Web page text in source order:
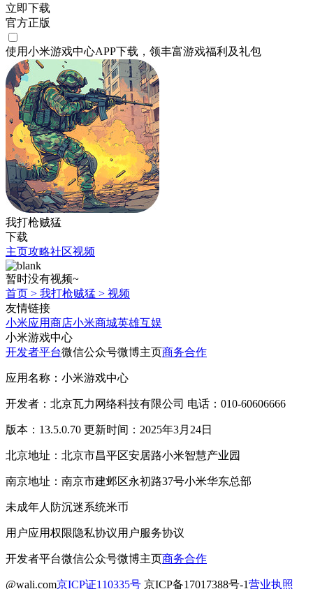
立即下载
官方正版
使用小米游戏中心APP下载 ，领丰富游戏福利 及礼包
我打枪贼猛
下载
主页攻略社区视频
暂时没有视频~
首页 > 我打枪贼猛 > 视频
友情链接
小米应用商店小米商城英雄互娱
小米游戏中心
开发者平台微信公众号微博主页商务合作
应用名称：小米游戏中心
开发者：北京瓦力网络科技有限公司 电话：010-60606666
版本：13.5.0.70 更新时间：2025年3月24日
北京地址：北京市昌平区安居路小米智慧产业园
南京地址：南京市建邺区永初路37号小米华东总部
未成年人防沉迷系统米币
用户应用权限隐私协议用户服务协议
开发者平台微信公众号微博主页商务合作
@wali.com京ICP证110335号 京ICP备17017388号-1营业执照